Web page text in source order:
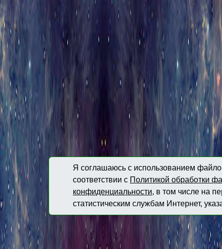
Я соглашаюсь с использованием
соответствии с Политикой обработки
конфиденциальности, в том числе на
статистическим службам Интернет,